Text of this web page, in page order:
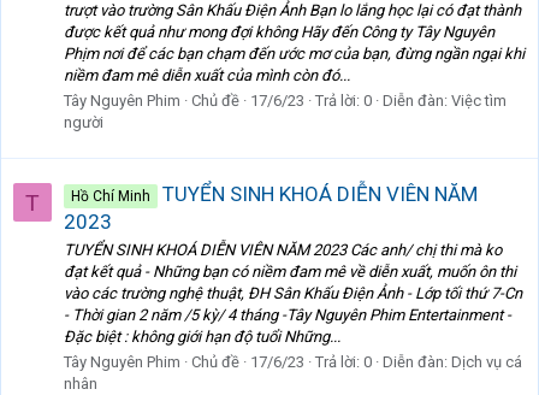
trượt vào trường Sân Khấu Điện Ảnh Bạn lo lắng học lại có đạt thành
được kết quả như mong đợi không Hãy đến Công ty Tây Nguyên
Phịm nơi để các bạn chạm đến ước mơ của bạn, đừng ngần ngại khi
niềm đam mê diễn xuất của mình còn đó...
Tây Nguyên Phim
Chủ đề 17/6/23 Trả lời: 0 Diễn đàn: Việc tìm
người
T Hồ Chí Minh
TUYỂN SINH KHOÁ DIỄN VIÊN NĂM
2023
TUYỂN SINH KHOÁ DIỄN VIÊN NĂM 2023 Các anh/ chị thi mà ko
đạt kết quả - Những bạn có niềm đam mê về diễn xuất, muốn ôn thi
vào các trường nghệ thuật, ĐH Sân Khấu Điện Ảnh - Lớp tối thứ 7-Cn
- Thời gian 2 năm /5 kỳ/ 4 tháng -Tây Nguyên Phim Entertainment -
Đặc biệt : không giới hạn độ tuổi Những...
Tây Nguyên Phim
Chủ đề 17/6/23 Trả lời: 0 Diễn đàn: Dịch vụ cá
nhân